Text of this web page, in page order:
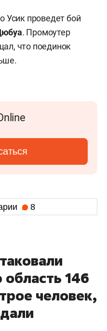
Усик проведет бой
. Промоутер
что поединок
8
146
человек,